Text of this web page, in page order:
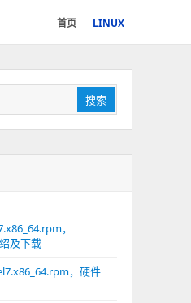
首页 LINUX
搜索
，
及下载
，硬件